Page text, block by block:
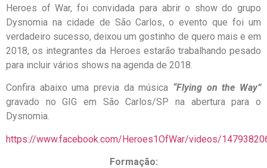
Heroes of War, foi convidada para abrir o show do grupo
Dysnomia na cidade de São Carlos, o evento que foi um
verdadeiro sucesso, deixou um gostinho de quero mais e em
2018, os integrantes da Heroes estarão trabalhando pesado
para incluir vários shows na agenda de 2018.
Confira abaixo uma previa da música “Flying on the Way”
gravado no GIG em São Carlos/SP na abertura para o
Dysnomia.
https://www.facebook.com/Heroes1OfWar/videos/
Formação: